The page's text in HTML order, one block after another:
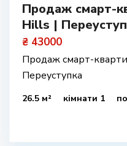
Продаж смарт-
Hills |
₴ 43000
Продаж смарт-
Переуступка
26.5 м² кімнати 1